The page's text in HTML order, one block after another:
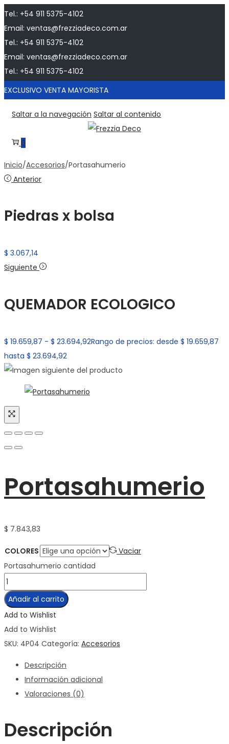
Tel.: +54 911 5375-4102
Email: ventas@frezziadeco.com.ar
Tel.: +54 911 5375-4102
Email: ventas@frezziadeco.com.ar
Tel.: +54 911 5375-4102
EXCLUSIVO VENTA MAYORISTA
Saltar a la navegación Saltar al contenido
0
Inicio/Accesorios/Portasahumerio
Anterior
Piedras x bolsa
$ 3.067,14
Siguiente
QUEMADOR ECOLOGICO
$ 19.659,87 - $ 23.694,92Rango de precios: desde $ 19.659,87
hasta $ 23.694,92
Portasahumerio
$ 7.843,83
COLORES
Vaciar
Portasahumerio cantidad
Añadir al carrito
Add to Wishlist
Add to Wishlist
SKU: 4P04 Categoría: Accesorios
Descripción
Información adicional
Valoraciones (0)
Descripción